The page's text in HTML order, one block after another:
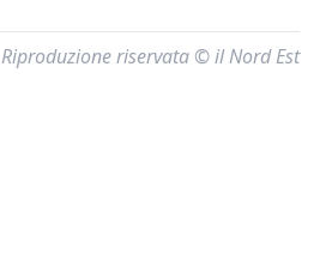
Riproduzione riservata © il Nord Est